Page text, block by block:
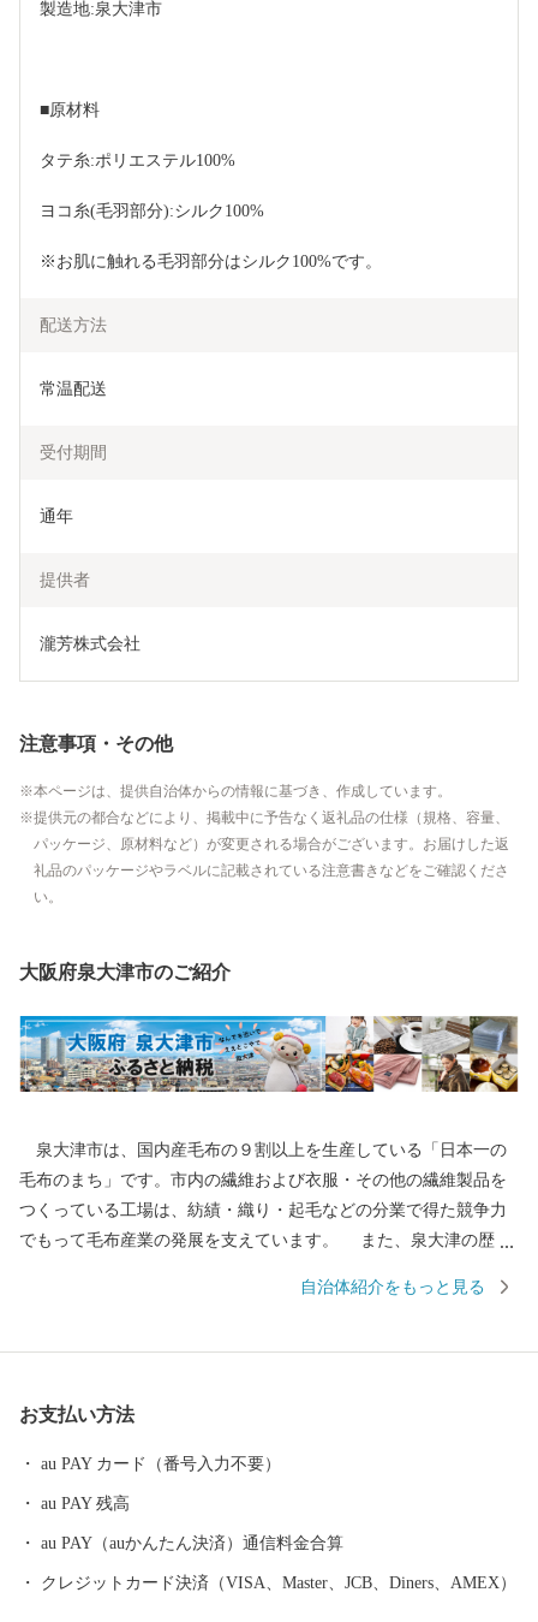
製造地:泉大津市
■原材料
タテ糸:ポリエステル100%
ヨコ糸(毛羽部分):シルク100%
※お肌に触れる毛羽部分はシルク100%です。
配送方法
常温配送
受付期間
通年
提供者
瀧芳株式会社
注意事項・その他
本ページは、提供自治体からの情報に基づき、作成しています。
提供元の都合などにより、掲載中に予告なく返礼品の仕様（規格、容量、
パッケージ、原材料など）が変更される場合がございます。お届けした返
礼品のパッケージやラベルに記載されている注意書きなどをご確認くださ
い。
大阪府泉大津市のご紹介
泉大津市は、国内産毛布の９割以上を生産している「日本一の
毛布のまち」です。市内の繊維および衣服・その他の繊維製品を
つくっている工場は、紡績・織り・起毛などの分業で得た競争力
でもって毛布産業の発展を支えています。 また、泉大津の歴史
ていました。交通の要として人の往来も多く、随筆や紀行の中に
市、南部は大津川を境として泉北郡忠岡町と隣接しています。西
北部は大阪湾に面し、はるかに六甲山、淡路島を望むことができ
自治体紹介をもっと見る
お支払い方法
au PAY カード（番号入力不要）
au PAY 残高
au PAY（auかんたん決済）通信料金合算
クレジットカード決済（VISA、Master、JCB、Diners、AMEX）